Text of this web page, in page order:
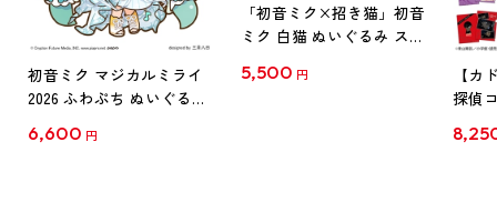
初音ミク マジカルミライ
2026 ふわぷち ぬいぐるみ
6,600 円
「初音ミク×招き猫」初音
ミク 白猫 ぬいぐるみ スタ
5,500 円
【カ
探偵
クリ